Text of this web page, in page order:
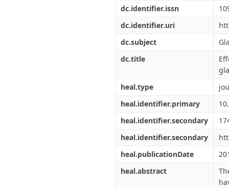
dc.identifier.issn
dc.identifier.uri
dc.subject
dc.title
heal.type
heal.identifier.primary
heal.identifier.secondary
heal.identifier.secondary
heal.publicationDate
heal.abstract